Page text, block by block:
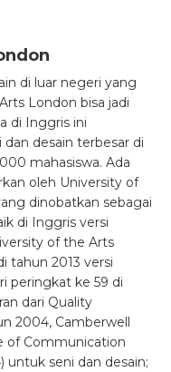
di luar negeri yang
London bisa jadi
di Inggris ini
desain terbesar di
mahasiswa. Ada
oleh University of
dinobatkan sebagai
di Inggris versi
of the Arts
tahun 2013 versi
peringkat ke 59 di
dari Quality
2004, Camberwell
of Communication
untuk seni dan desain;